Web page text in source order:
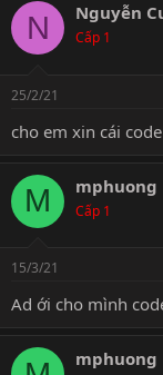
N Nguyễn
Cấp 1
25/2/21
cho em xin cái
M mphuong
Cấp 1
15/3/21
Ad ới cho mình
mphuong